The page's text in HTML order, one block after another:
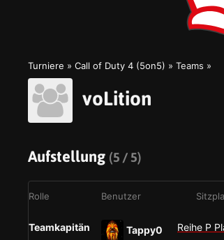
Turniere Call of Duty 4 (5on5) Teams
voLition
Aufstellung (5 / 5)
Rolle Benutzer
Teamkapitän Tappy0 Reihe P